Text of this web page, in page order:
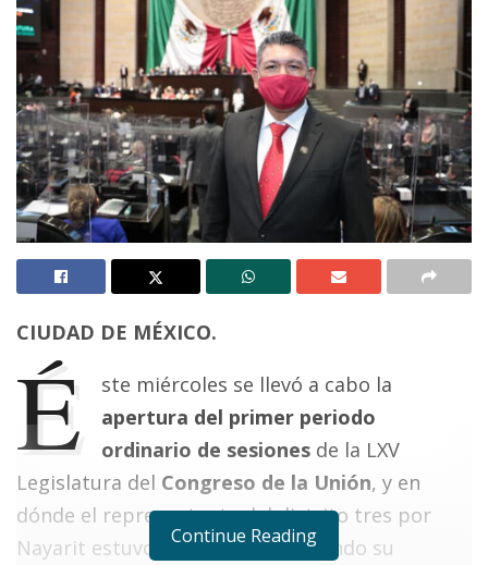
CIUDAD DE MÉXICO.
É
ste miércoles se llevó a cabo la
apertura del primer periodo
ordinario de sesiones de la LXV
Legislatura del Congreso de la Unión, y en
dónde el representante del distrito tres por
Nayarit estuvo presente reafirmando su
Continue Reading